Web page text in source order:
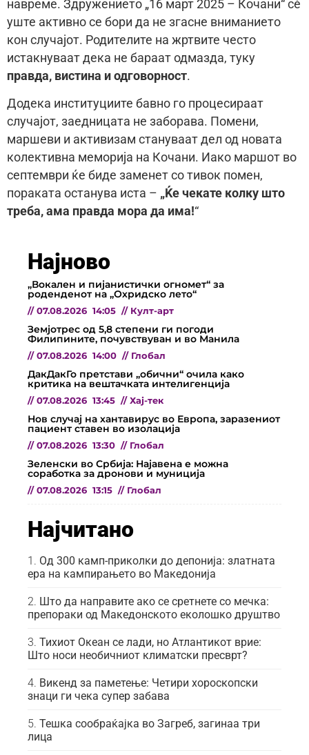
навреме. Здружението „16 март 2025 – Кочани“ сè
уште активно се бори да не згасне вниманието
кон случајот. Родителите на жртвите често
истакнуваат дека не бараат одмазда, туку
правда, вистина и одговорност.
Додека институциите бавно го процесираат
случајот, заедницата не заборава. Помени,
маршеви и активизам стануваат дел од новата
колективна меморија на Кочани. Иако маршот во
септември ќе биде заменет со тивок помен,
пораката останува иста – „Ќе чекате колку што
треба, ама правда мора да има!“
Најново
„Вокален и пијанистички огномет“ за
роденденот на „Охридско лето“
// 07.08.2026 14:05 // Култ-арт
Земјотрес од 5,8 степени ги погоди
Филипините, почувствуван и во Манила
// 07.08.2026 14:00 // Глобал
ДакДакГо претстави „обични“ очила како
критика на вештачката интелигенција
// 07.08.2026 13:45 // Хај-тек
Нов случај на хантавирус во Европа, заразениот
пациент ставен во изолација
// 07.08.2026 13:30 // Глобал
Зеленски во Србија: Најавена е можна
соработка за дронови и муниција
// 07.08.2026 13:15 // Глобал
Најчитано
Од 300 камп-приколки до депонија: златната
ера на кампирањето во Македонија
Што да направите ако се сретнете со мечка:
препораки од Македонското еколошко друштво
Тихиот Океан се лади, но Атлантикот врие:
Што носи необичниот климатски пресврт?
Викенд за паметење: Четири хороскопски
знаци ги чека супер забава
Тешка сообраќајка во Загреб, загинаа три
лица